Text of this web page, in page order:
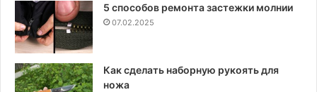
5 способов ремонта застежки молнии
07.02.2025
Как сделать наборную рукоять для
ножа